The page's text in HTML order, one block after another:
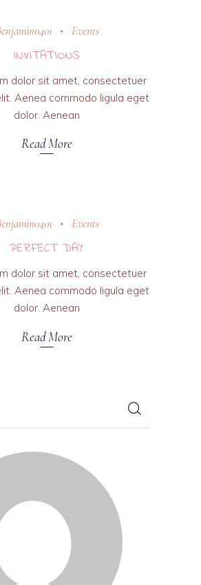
Events
INVITATIONS
dolor sit amet, consectetuer
Aenea commodo ligula eget
dolor. Aenean
Read More
Events
PERFECT DAY
dolor sit amet, consectetuer
Aenea commodo ligula eget
dolor. Aenean
Read More